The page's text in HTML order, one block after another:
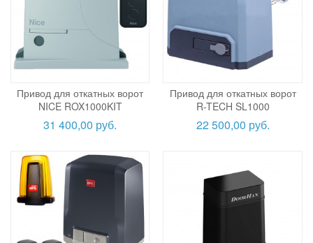
Привод для откатных ворот
NICE ROX1000KIT
31 400,00 руб.
Привод для откатных ворот
R-TECH SL1000
22 500,00 руб.